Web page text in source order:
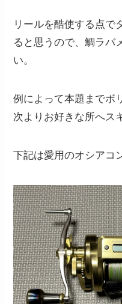
リールを酷使する点で
ると思うので、鯛ラバ
い。
例によって本題までボ
次よりお好きな所へス
下記は愛用のオシアコ